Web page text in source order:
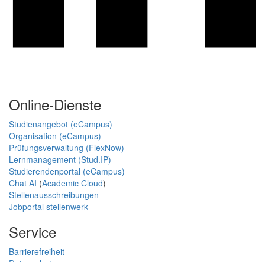
Online-Dienste
Studienangebot (eCampus)
Organisation (eCampus)
Prüfungsverwaltung (FlexNow)
Lernmanagement (Stud.IP)
Studierendenportal (eCampus)
Chat AI (Academic Cloud)
Stellenausschreibungen
Jobportal stellenwerk
Service
Barrierefreiheit